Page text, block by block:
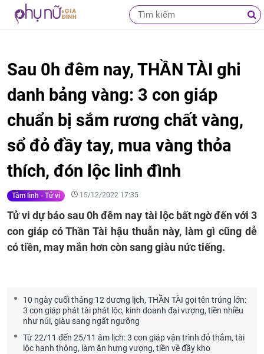
Sau 0h đêm nay, THẦN TÀI ghi
danh bảng vàng: 3 con giáp
chuẩn bị sắm rương chất vàng,
sổ đỏ đầy tay, mua vàng thỏa
thích, đón lộc linh đình
Tâm linh - Tử vi 15/12/2022 17:35
Tử vi dự báo sau 0h đêm nay tài lộc bất ngờ đến với 3
con giáp có Thần Tài hậu thuẫn này, làm gì cũng dễ
có tiền, may mắn hơn còn sang giàu nức tiếng.
10 ngày cuối tháng 12 dương lịch, THẦN TÀI gọi tên trúng lớn:
3 con giáp phát tài phát lộc, kinh doanh đại vượng, tiền nhiều
như núi, giàu sang ngất ngưỡng
Từ 22/11 đến 25/11 âm lịch: 3 con giáp vận trình đỏ thắm, tài
lộc hanh thông, làm ăn hưng vượng, tiền về đầy kho